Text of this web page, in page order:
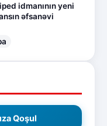
idmanının yeni
əfsanəvi
Qoşul